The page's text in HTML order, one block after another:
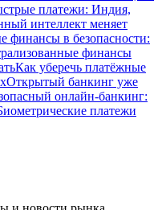
платежи: Индия,
интеллект меняет
финансы в безопасности:
финансы
Как уберечь платёжные
Открытый банкинг уже
онлайн-банкинг:
платежи